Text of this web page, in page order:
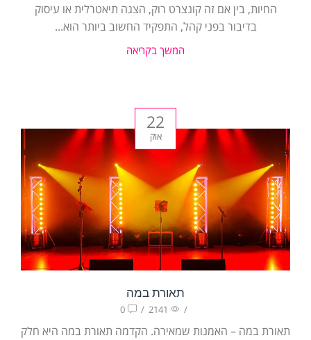
החיות, בין אם זה קונצרט רוק, הצגה תיאטרלית או עיסוק
בדיבור בפני קהל, התפקיד החשוב ביותר הוא...
המשך בקריאה
22
אוק
תאורת במה
/
2141
/
0
תאורת במה – האמנות שמאירה. הקדמה תאורת במה היא חלק